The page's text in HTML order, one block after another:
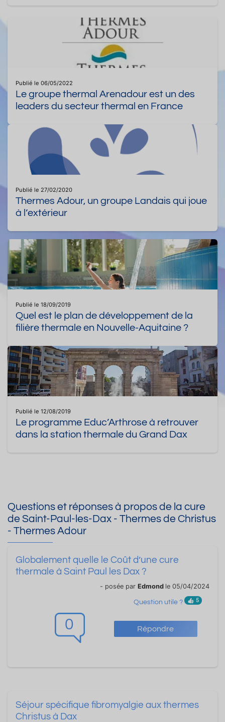
Publié le 06/05/2022
Le groupe thermal Arenadour est un des
leaders du secteur thermal en France
Publié le 27/02/2020
Thermes Adour, un groupe Landais qui joue
à l’extérieur
Publié le 18/09/2019
Quel est le plan de développement de la
filière thermale en Nouvelle-Aquitaine ?
Publié le 12/08/2019
Le programme Educ’Arthrose à retrouver
dans la station thermale du Grand Dax
Questions et réponses à propos de la cure
de Saint-Paul-les-Dax - Thermes de Christus
- Thermes Adour
0 Répondre
Globalement quelle le Coût d’une cure
thermale à Saint Paul les Dax ?
- posée par Edmond le 05/04/2024
Question utile ? 5
Séjour spécifique fibromyalgie aux thermes
Christus à Dax